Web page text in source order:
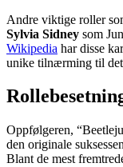
Andre viktige roller
Sylvia Sidney som
Wikipedia har disse
unike tilnærming til
Oppfølgeren,
den originale
Blant de mest